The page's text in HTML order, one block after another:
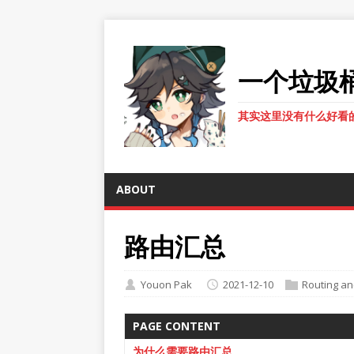
一个垃圾
其实这里没有什么好看
ABOUT
路由汇总
Youon Pak 2021-12-10 Routing
PAGE CONTENT
为什么需要路由汇总